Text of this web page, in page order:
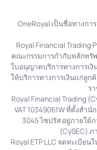
OneRoyal เป็นชื่อทางก
Royal Financial Trading
คณะกรรมการกำกับหลักทรัพ
ใบอนุญาตบริการทางการเงิ
ให้บริการทางการเงินแก่ลูก
ร
Royal Financial Trading
VAT 10349061W ที่ตั้งสำ
3045 ไซปรัส อยู่ภายใต้
(CySEC)
Royal ETP LLC จดทะเบีย